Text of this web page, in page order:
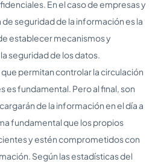
En el caso de empresas y
seguridad de la información es la
establecer mecanismos y
seguridad de los datos.
permitan controlar la circulación
es fundamental. Pero al final, son
de la información en el día a
fundamental que los propios
y estén comprometidos con
Según las estadísticas del